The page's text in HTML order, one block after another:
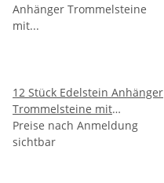
12 Stück Edelstein Anhänger
Trommelsteine mit
silberfarbener Öse
Preise nach Anmeldung
sichtbar